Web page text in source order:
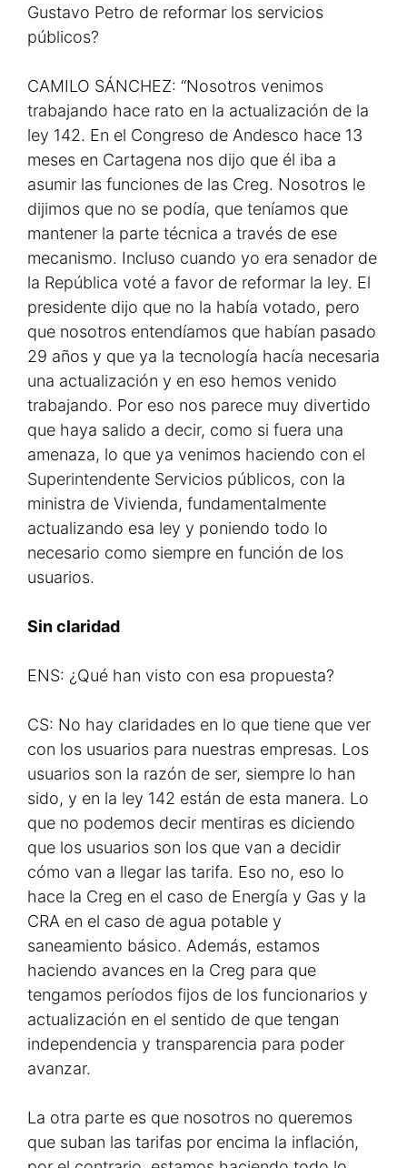
Gustavo Petro de reformar los servicios
públicos?
CAMILO SÁNCHEZ: “Nosotros venimos
trabajando hace rato en la actualización de la
ley 142. En el Congreso de Andesco hace 13
meses en Cartagena nos dijo que él iba a
asumir las funciones de las Creg. Nosotros le
dijimos que no se podía, que teníamos que
mantener la parte técnica a través de ese
mecanismo. Incluso cuando yo era senador de
la República voté a favor de reformar la ley. El
presidente dijo que no la había votado, pero
que nosotros entendíamos que habían pasado
29 años y que ya la tecnología hacía necesaria
una actualización y en eso hemos venido
trabajando. Por eso nos parece muy divertido
que haya salido a decir, como si fuera una
amenaza, lo que ya venimos haciendo con el
Superintendente Servicios públicos, con la
ministra de Vivienda, fundamentalmente
actualizando esa ley y poniendo todo lo
necesario como siempre en función de los
usuarios.
Sin claridad
ENS: ¿Qué han visto con esa propuesta?
CS: No hay claridades en lo que tiene que ver
con los usuarios para nuestras empresas. Los
usuarios son la razón de ser, siempre lo han
sido, y en la ley 142 están de esta manera. Lo
que no podemos decir mentiras es diciendo
que los usuarios son los que van a decidir
cómo van a llegar las tarifa. Eso no, eso lo
hace la Creg en el caso de Energía y Gas y la
CRA en el caso de agua potable y
saneamiento básico. Además, estamos
haciendo avances en la Creg para que
tengamos períodos fijos de los funcionarios y
actualización en el sentido de que tengan
independencia y transparencia para poder
avanzar.
La otra parte es que nosotros no queremos
que suban las tarifas por encima la inflación,